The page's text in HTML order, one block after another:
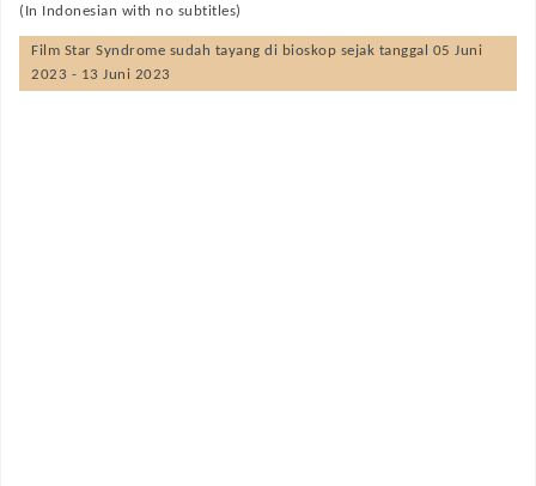
(In Indonesian with no subtitles)
Film Star Syndrome sudah tayang di bioskop sejak tanggal 05 Juni
2023 - 13 Juni 2023